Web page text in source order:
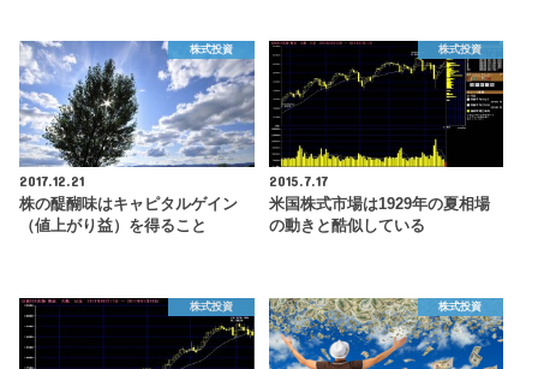
株式投資
2017.12.21
株の醍醐味はキャピタルゲイン
（値上がり益）を得ること
株式投資
2015.7.17
米国株式市場は1929年の夏相場
の動きと酷似している
株式投資 株式投資